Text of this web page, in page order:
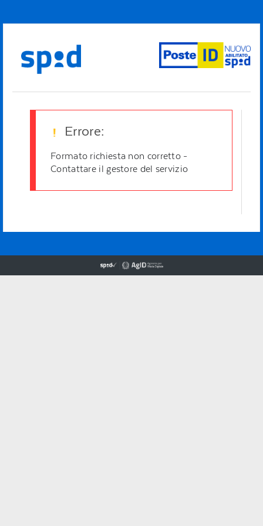
Errore:
Formato richiesta non corretto -
Contattare il gestore del servizio